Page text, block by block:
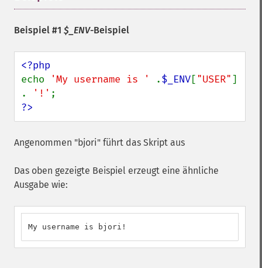
Beispiel #1 $_ENV-Beispiel
echo
'My username is ' .$_ENV["USER"]
.
'!'
?>
Angenommen "bjori" führt das Skript aus
Das oben gezeigte Beispiel erzeugt eine ähnliche
Ausgabe wie:
My username is bjori!